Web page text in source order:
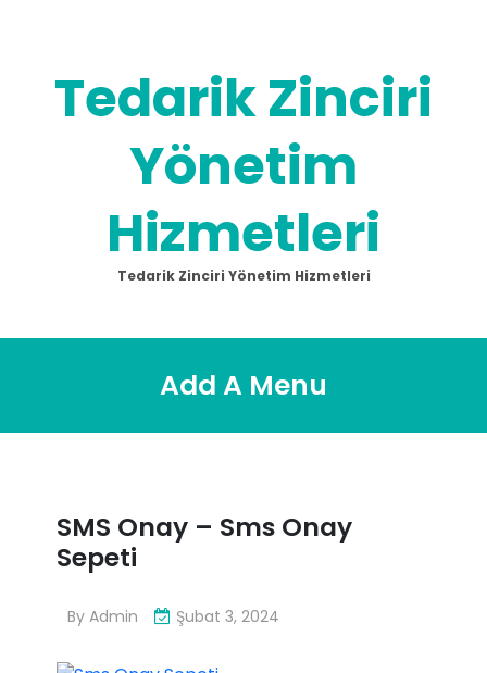
Tedarik Zinciri
Yönetim
Hizmetleri
Tedarik Zinciri Yönetim Hizmetleri
Add A Menu
SMS Onay – Sms Onay
Sepeti
By Admin Şubat 3, 2024